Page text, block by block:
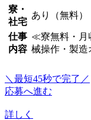
寮・
社宅
あり（無料）
仕事
内容
≪寮無料・月
械操作・製造
＼最短45秒で完了／
応募へ進む
詳しく